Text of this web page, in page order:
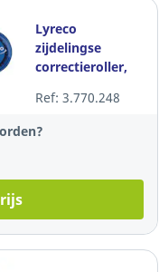
Lyreco
zijdelingse
correctieroller,
per stuk
Ref: 3.770.248